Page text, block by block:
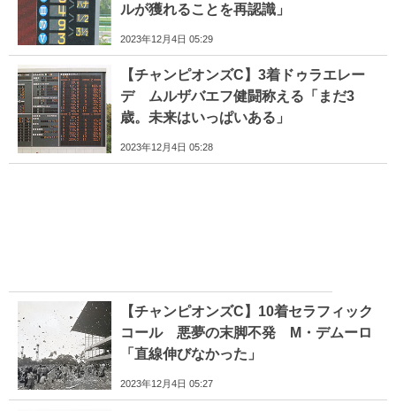
ルが獲れることを再認識」
2023年12月4日 05:29
【チャンピオンズC】3着ドゥラエレー
デ ムルザバエフ健闘称える「まだ3
歳。未来はいっぱいある」
2023年12月4日 05:28
【チャンピオンズC】10着セラフィック
コール 悪夢の末脚不発 M・デムーロ
「直線伸びなかった」
2023年12月4日 05:27